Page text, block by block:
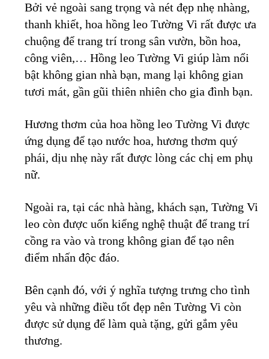
Bởi vẻ ngoài sang trọng và nét đẹp nhẹ nhàng,
thanh khiết, hoa hồng leo Tường Vi rất được ưa
chuộng để trang trí trong sân vườn, bồn hoa,
công viên,… Hồng leo Tường Vi giúp làm nổi
bật không gian nhà bạn, mang lại không gian
tươi mát, gần gũi thiên nhiên cho gia đình bạn.
Hương thơm của hoa hồng leo Tường Vi được
ứng dụng để tạo nước hoa, hương thơm quý
phái, dịu nhẹ này rất được lòng các chị em phụ
nữ.
Ngoài ra, tại các nhà hàng, khách sạn, Tường Vi
leo còn được uốn kiểng nghệ thuật để trang trí
cồng ra vào và trong không gian để tạo nên
điểm nhấn độc đáo.
Bên cạnh đó, với ý nghĩa tượng trưng cho tình
yêu và những điều tốt đẹp nên Tường Vi còn
được sử dụng để làm quà tặng, gửi gắm yêu
thương.